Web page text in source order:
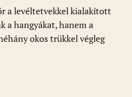
a levéltetvekkel kialakított
a hangyákat, hanem a
okos trükkel végleg